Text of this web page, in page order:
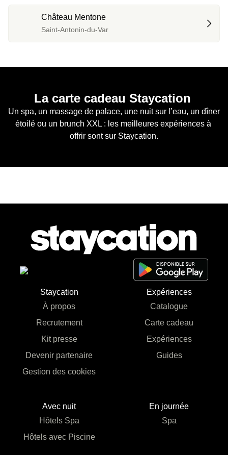
Château Mentone
Saint-Antonin-du-Var
La carte cadeau Staycation
Un spa, un massage de palace, une nuit sur l’eau, un dîner
étoilé ou un brunch XXL : les meilleures expériences à
offrir sont sur Staycation.
Staycation
À propos
Recrutement
Kit presse
Devenir partenaire
Gestion des cookies
Expériences
Catalogue
Carte cadeau
Expériences
Guides
Avec nuit
Hôtels Spa
Hôtels avec Piscine
En journée
Spa